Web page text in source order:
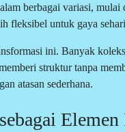
berbagai variasi,
fleksibel untuk gaya
ini. Banyak
struktur tanpa
atasan sederhana.
Elemen